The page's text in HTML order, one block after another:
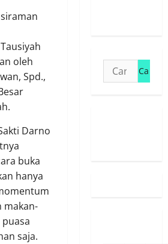
oleh
Spd.,
Darno
buka
hanya
makan-
saja.
Cari
untuk: